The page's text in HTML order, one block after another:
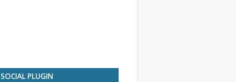
SOCIAL PLUGIN